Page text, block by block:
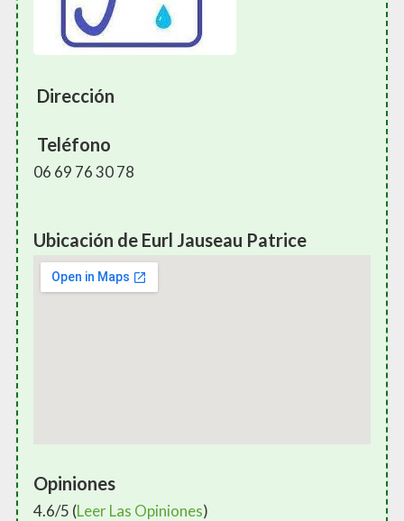
Dirección
Teléfono
06 69 76 30 78
Ubicación de Eurl Jauseau Patrice
Opiniones
4.6/5 (Leer Las Opiniones)